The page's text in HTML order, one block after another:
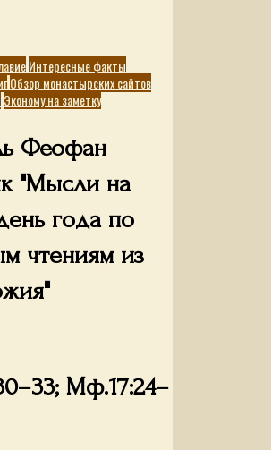
Интересные факты
Обзор монастырских сайтов
Эконому на заметку
Феофан
"Мысли на
года по
чтениям из
Мф.17:24–